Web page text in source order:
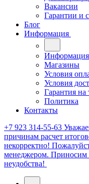
Вакансии
Гарантии и
Блог
Информация
Информация
Магазины
Условия
Условия
Гарантия на
Политика
Контакты
+7 923 314-55-63
причинам расчет
некорректно!
менеджером. Приносим
неудобства!